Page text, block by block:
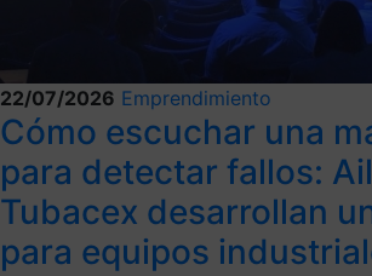
22/07/2026 Emprendimiento
Cómo escuchar una
para detectar fallos:
Tubacex desarrollan
para equipos